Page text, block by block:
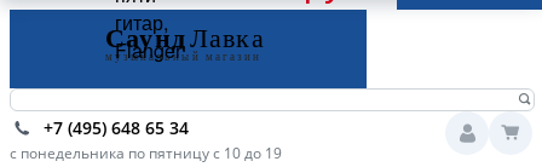
+7 (495) 648 65 34
с понедельника по пятницу с 10 до 19
гитар,
Flanger